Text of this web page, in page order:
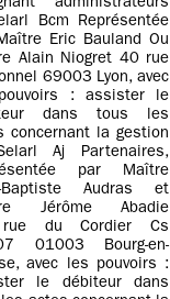
administrateurs
Bcm Représentée
Eric Bauland Ou
Alain Niogret 40 rue
69003 Lyon, avec
: assister le
dans tous les
concernant la gestion
Aj Partenaires,
par Maître
Baptiste Audras et
Jérôme Abadie
du Cordier Cs
01003 Bourg-en-
avec les pouvoirs :
le débiteur dans